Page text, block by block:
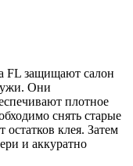
FL защищают салон
Они
плотное
снять старые
остатков клея. Затем
и аккуратно